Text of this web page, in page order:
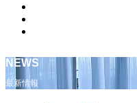
NEWS
最新情報